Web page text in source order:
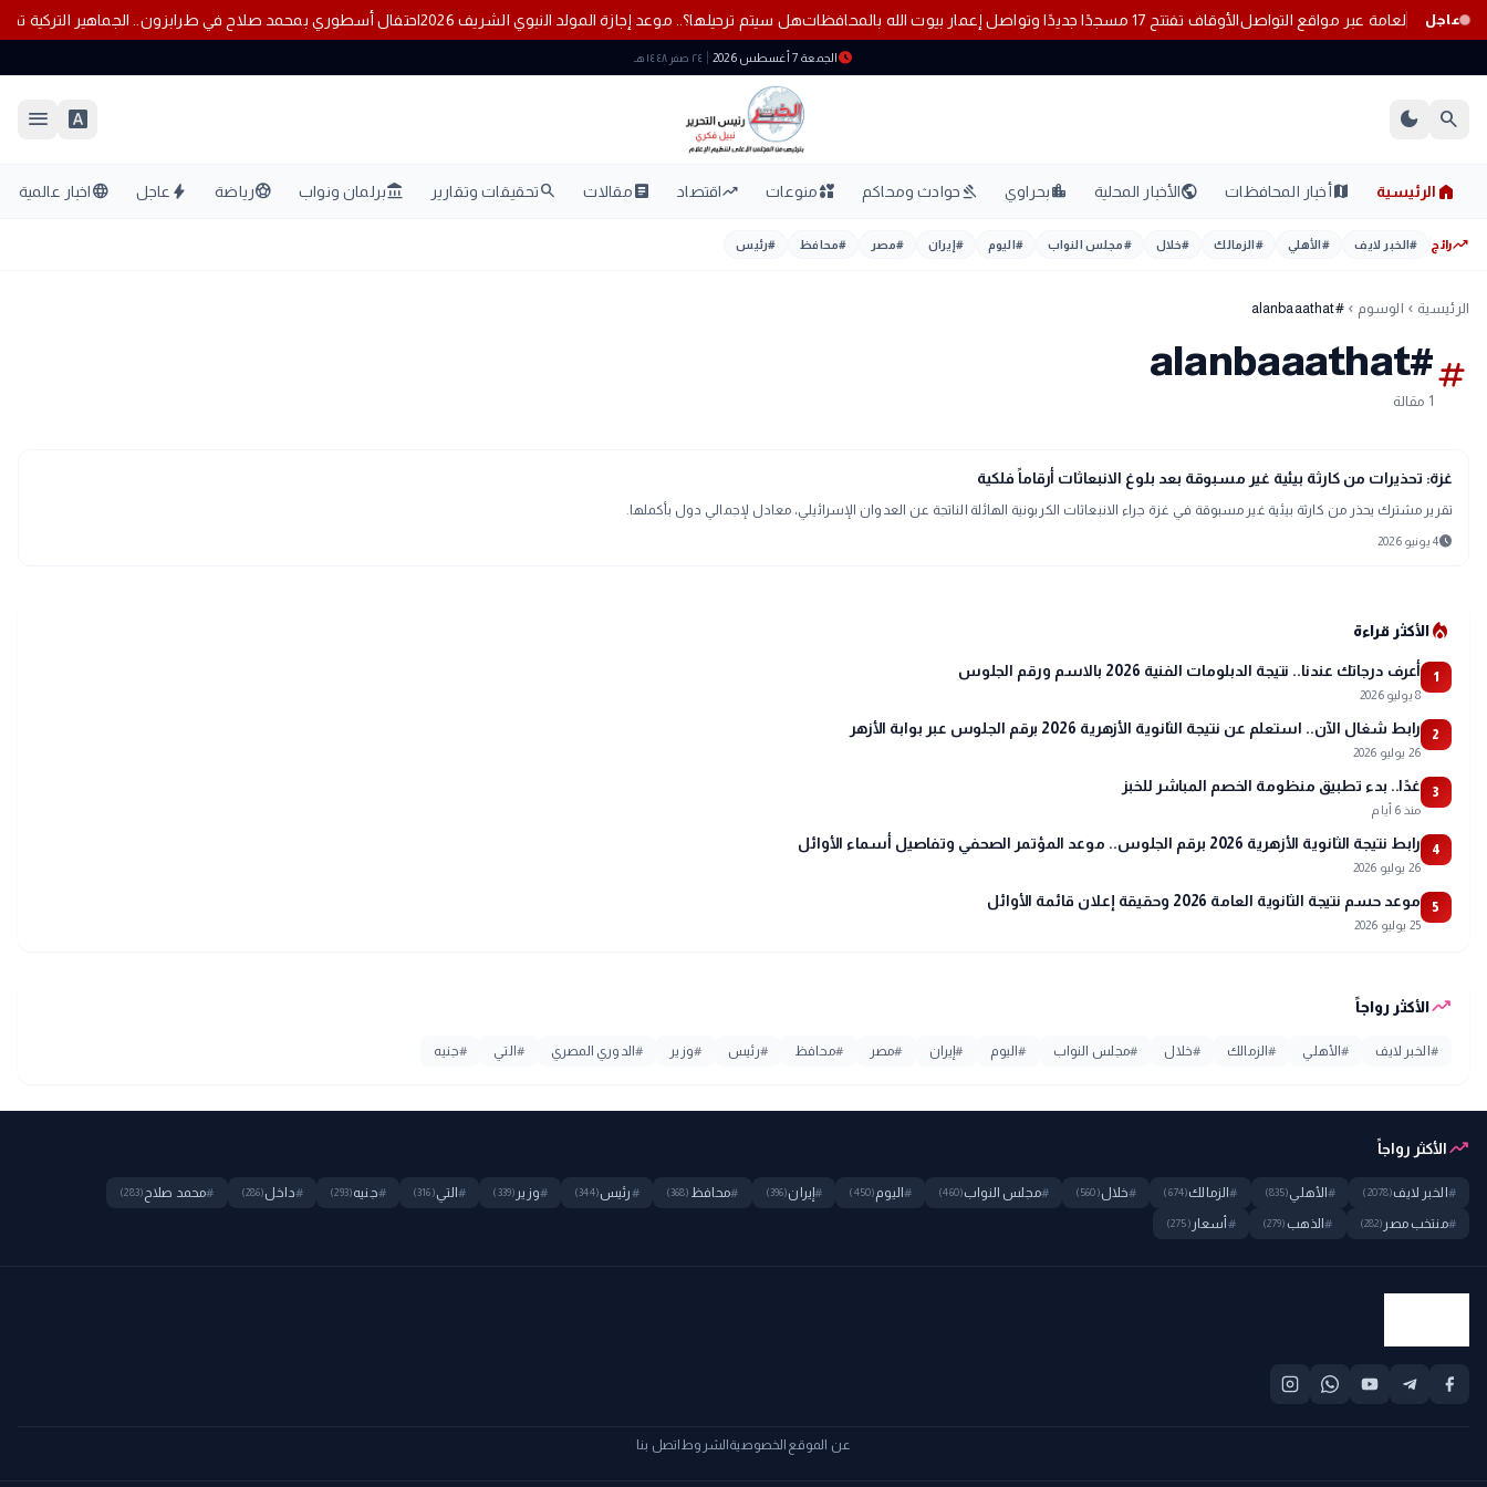
عاجلللآداب العامة عبر مواقع التواصلالأوقاف تفتتح 17 مسجدًا جديدًا وتواصل إعمار بيوت الله بالمحافظات هل سيتم ترحيلها؟.. موعد إجازة المولد النبوي الشريف 2026 احتفال أسطوري بمحمد صلاح في طرابزون.. الجماهير
scheduleالجمعة 7 أغسطس 2026 ٢٤ صفر ١٤٤٨ هـ
search
dark_mode
font_download
menu
home الرئيسية mapأخبار المحافظات publicالأخبار المحلية location_cityبحراوي gavelحوادث ومحاكم interestsمنوعات trending_upاقتصاد articleمقالات searchتحقيقات وتقارير account_balanceبرلمان ونواب sports_soccerرياضة bolt عاجل languageاخبار عالمية
trending_upرائج #الخبر لايف #الأهلي #الزمالك #خلال #مجلس النواب #اليوم #إيران #مصر #محافظ #رئيس
الرئيسية chevron_left الوسوم chevron_left
#alanbaaathat
tag
#alanbaaathat
1 مقالة
bolt
عاجل
غزة: تحذيرات من كارثة بيئية غير مسبوقة بعد بلوغ الانبعاثات أرقاماً فلكية
تقرير مشترك يحذر من كارثة بيئية غير مسبوقة في غزة جراء الانبعاثات الكربونية الهائلة الناتجة عن العدوان الإسرائيلي، معادل لإجمالي دول بأكملها.
schedule4 يونيو 2026
local_fire_departmentالأكثر قراءة
1 أعرف درجاتك عندنا.. نتيجة الدبلومات الفنية 2026 بالاسم ورقم الجلوس
8 يوليو 2026
2 رابط شغال الآن.. استعلم عن نتيجة الثانوية الأزهرية 2026 برقم الجلوس عبر بوابة الأزهر
26 يوليو 2026
3 غدًا.. بدء تطبيق منظومة الخصم المباشر للخبز
منذ 6 أيام
4 رابط نتيجة الثانوية الأزهرية 2026 برقم الجلوس.. موعد المؤتمر الصحفي وتفاصيل أسماء الأوائل
26 يوليو 2026
5 موعد حسم نتيجة الثانوية العامة 2026 وحقيقة إعلان قائمة الأوائل
25 يوليو 2026
trending_upالأكثر رواجاً
# الخبر لايف #الأهلي #الزمالك #خلال #مجلس النواب #اليوم #إيران #مصر #محافظ #رئيس #وزير #الدوري المصري # التي #جنيه
trending_upالأكثر رواجاً
# الخبر لايف(2078)
#الأهلي(835)
#الزمالك(674)
#خلال(560)
#مجلس النواب(460)
#اليوم(450)
#إيران(396)
#محافظ (368)
#رئيس(344)
#وزير (339)
#التي(316)
#جنيه(293)
#داخل(286)
#محمد صلاح (283)
#منتخب مصر (282)
#الذهب (279)
# أسعار (275)
عن الموقع الخصوصية الشروط اتصل بنا